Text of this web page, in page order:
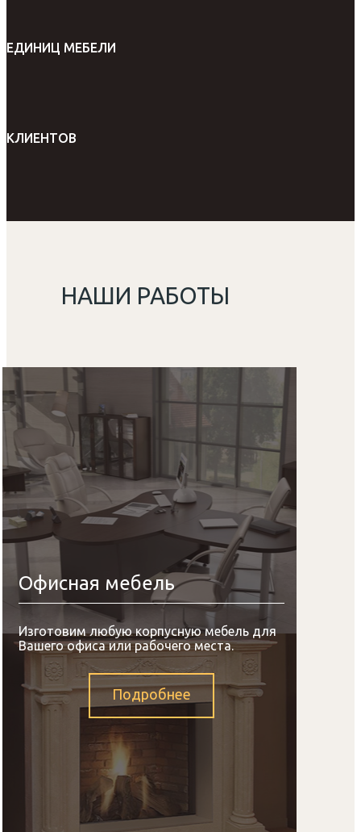
ЕДИНИЦ МЕБЕЛИ
КЛИЕНТОВ
НАШИ РАБОТЫ
Офисная мебель
Изготовим любую корпусную мебель для
Вашего офиса или рабочего места.
Подробнее